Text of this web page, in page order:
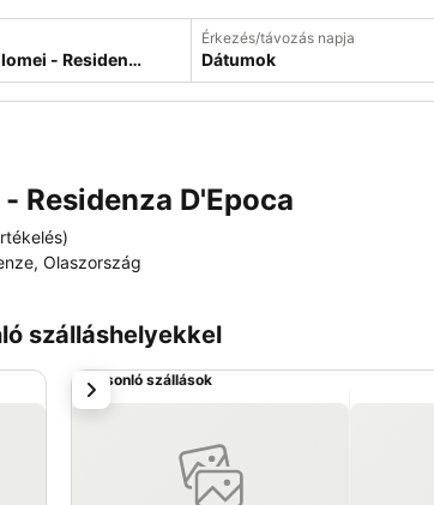
Érkezés/távozás napja
Dátumok
Residenza D'Epoca
)
Olaszország
szálláshelyekkel
Hasonló szállások
következő